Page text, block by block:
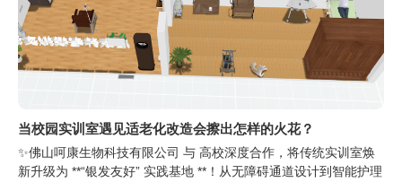
当校园实训室遇见适老化改造会擦出怎样的火花？
✨佛山呵康生物科技有限公司 与 高校深度合作，将传统实训室焕
新升级为 **“银发友好” 实践基地 **！从无障碍通道设计到智能护理